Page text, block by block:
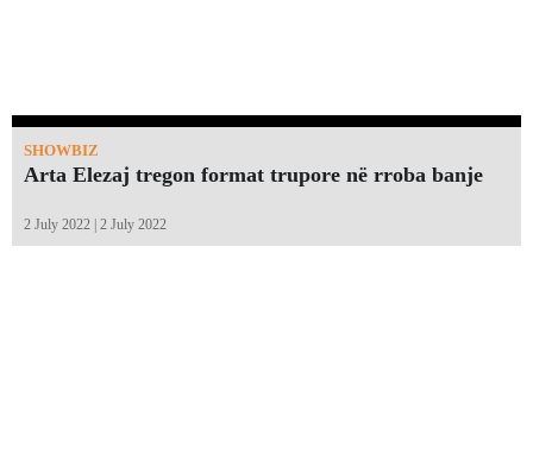
SHOWBIZ
Arta Elezaj tregon format trupore në rroba banje
2 July 2022 | 2 July 2022